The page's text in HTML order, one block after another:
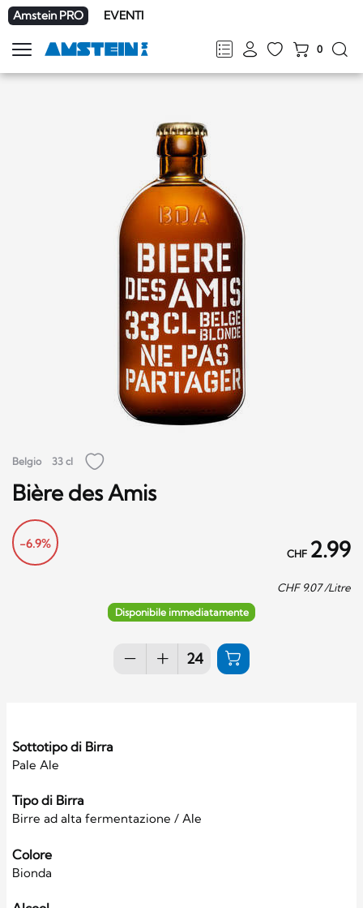
Amstein PRO EVENTI
FRDEENIT
0
Mostra
la
Belgio 33 cl
Bière des Amis
-6.9%
CHF 2.99
CHF 9.07/Litre
Disponibile immediatamente
Sottotipo di Birra
Pale Ale
Tipo di Birra
Birre ad alta fermentazione / Ale
Colore
Bionda